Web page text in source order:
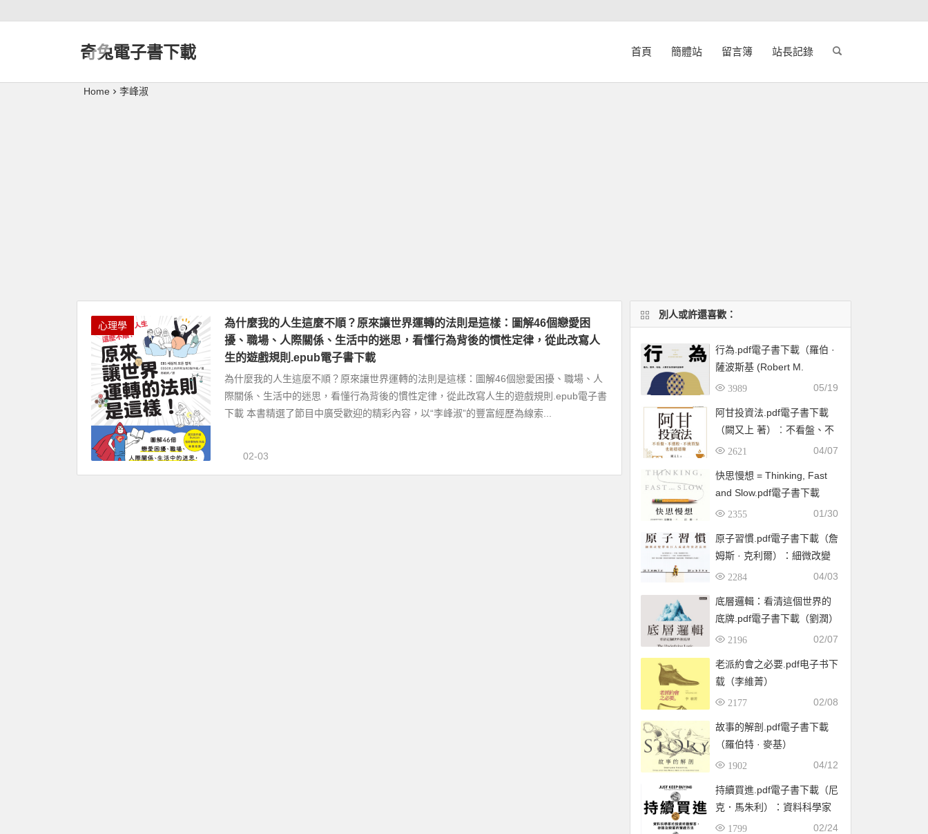
奇兔電子書下載 首頁 簡體站 留言簿 站長記錄
Home 李峰淑
心理學
為什麼我的人生這麼不順？原來讓世界運轉的法則是這樣：圖解46個戀愛困
擾、職場、人際關係、生活中的迷思，看懂行為背後的慣性定律，從此改寫人
生的遊戲規則.epub電子書下載
為什麼我的人生這麼不順？原來讓世界運轉的法則是這樣：圖解46個戀愛困擾、職場、人
際關係、生活中的迷思，看懂行為背後的慣性定律，從此改寫人生的遊戲規則.epub電子書
下載 本書精選了節目中廣受歡迎的精彩內容，以“李峰淑”的豐富經歷為線索...
02-03
別人或許還喜歡：
行為.pdf電子書下載（羅伯 ·
薩波斯基 (Robert M.
Sapolsky) 著）：暴力、競
生物學
3989 05/19
阿甘投資法.pdf電子書下載
（闕又上 著）︰不看盤、不
選股、不挑買點也能穩穩賺
2621 04/07
快思慢想 = Thinking, Fast
and Slow.pdf電子書下載
（康納曼 (Daniel
2355 01/30
原子習慣.pdf電子書下載（詹
姆斯 · 克利爾）：細微改變
帶來巨大成就的實證法則
2284 04/03
底層邏輯：看清這個世界的
底牌.pdf電子書下載（劉潤）
2196 02/07
老派約會之必要.pdf电子书下
载（李維菁）
2177 02/08
故事的解剖.pdf電子書下載
（羅伯特 · 麥基）
1902 04/12
持續買進.pdf電子書下載（尼
克．馬朱利）：資料科學家
的投資終極解答，存錢及致
1799 02/24